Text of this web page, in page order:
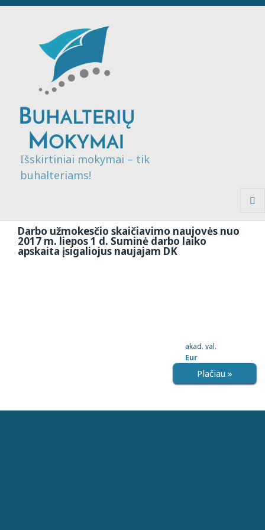
Išskirtiniai mokymai – tik
buhalteriams!
Darbo užmokesčio skaičiavimo naujovės nuo
2017 m. liepos 1 d. Suminė darbo laiko
apskaita įsigaliojus naujajam DK
akad. val.
Eur
Plačiau »